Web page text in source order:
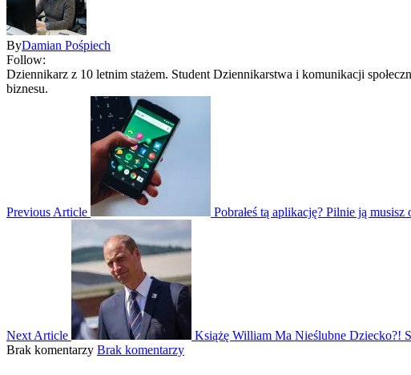
ByDamian Pośpiech
Follow:
Dziennikarz z 10 letnim stażem. Student Dziennikarstwa i komunikacji
biznesu.
Previous Article Pobrałeś tą aplikację? Pilnie ją musisz
Next Article
Książę William Ma Nieślubne Dziecko?!
Brak komentarzy Brak komentarzy